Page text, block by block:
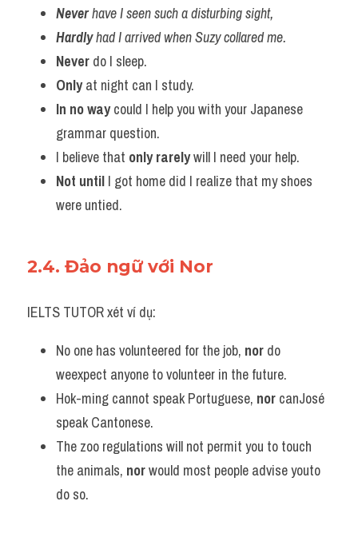
Never have I seen such a disturbing sight,
Hardly had I arrived when Suzy collared me.
Never do I sleep.
Only at night can I study.
In no way could I help you with your Japanese
grammar question.
I believe that only rarely will I need your help.
Not until I got home did I realize that my shoes
were untied.
2.4. Đảo ngữ với Nor
IELTS TUTOR xét ví dụ:
No one has volunteered for the job, nor do
weexpect anyone to volunteer in the future.
Hok-ming cannot speak Portuguese, nor canJosé
speak Cantonese.
The zoo regulations will not permit you to touch
the animals, nor would most people advise youto
do so.